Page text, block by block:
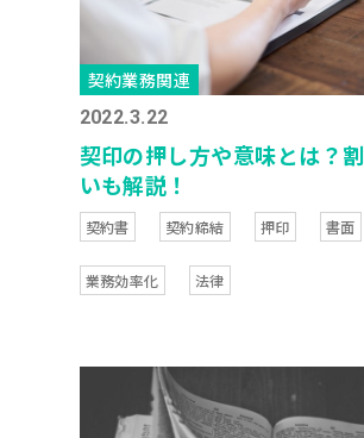
契約業務関連
2022.3.22
契印の押し方や意味とは？
いも解説！
契約書 契約締結 押印 書面
業務効率化 法律